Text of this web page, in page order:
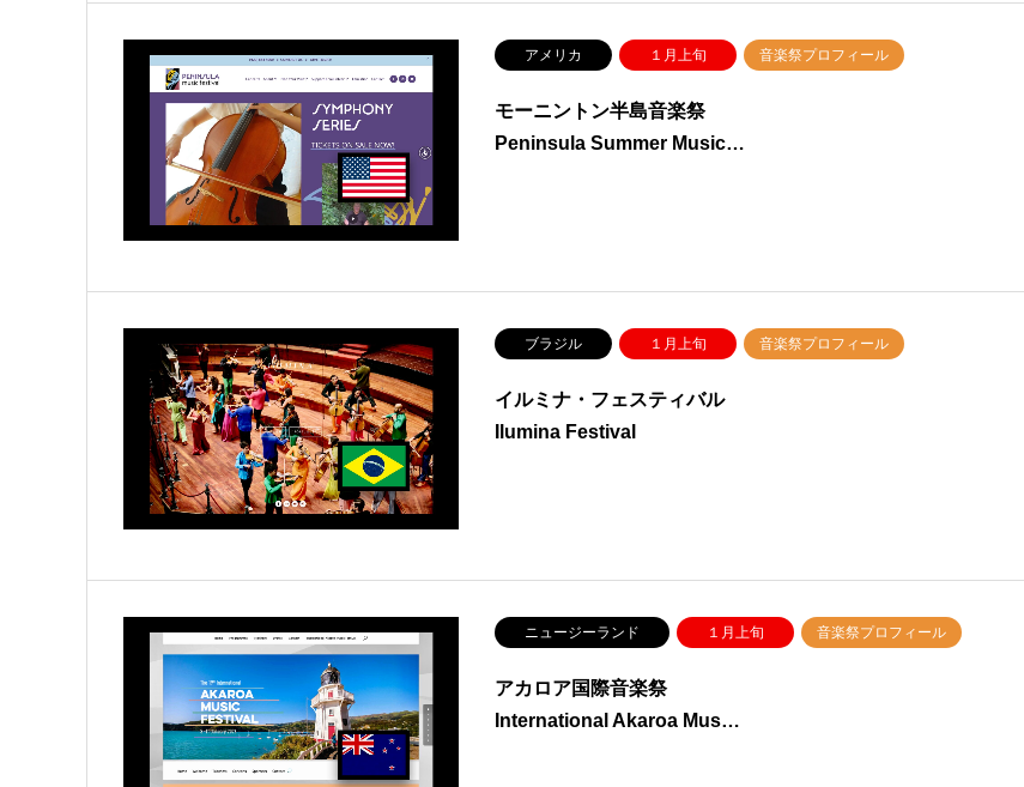
アメリカ １月上旬 音楽祭プロフィール
モーニントン半島音楽祭
Peninsula Summer Music…
ブラジル １月上旬 音楽祭プロフィール
イルミナ・フェスティバル
Ilumina Festival
ニュージーランド １月上旬 音楽祭プロフィール
アカロア国際音楽祭
International Akaroa Mus…